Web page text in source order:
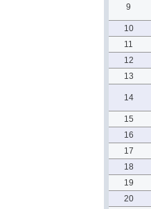
9
10
11
12
13
14
15
16
17
18
19
20